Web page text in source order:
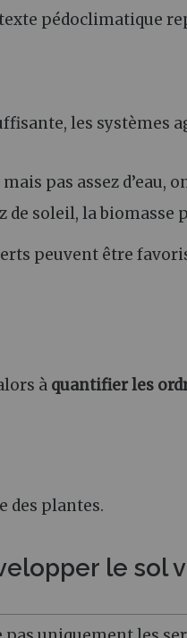
pédoclimatique
les
pas assez d’eau,
de soleil, la
peuvent être
à quantifier les
des plantes.
le sol